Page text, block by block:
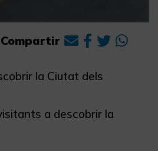
Compartir
la Ciutat dels
a descobrir la